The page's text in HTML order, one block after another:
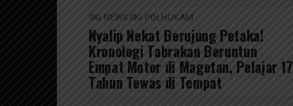
SKI NEWS SKI POLHUKAM
Nyalip Nekat Berujung Petaka!
Kronologi Tabrakan Beruntun
Empat Motor di Magetan, Pelajar 17
Tahun Tewas di Tempat